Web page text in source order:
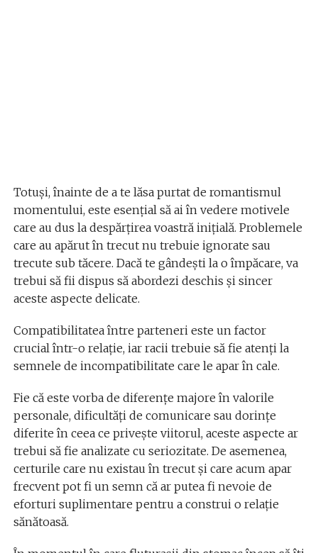
Totuși, înainte de a te lăsa purtat de romantismul
momentului, este esențial să ai în vedere motivele
care au dus la despărțirea voastră inițială. Problemele
care au apărut în trecut nu trebuie ignorate sau
trecute sub tăcere. Dacă te gândești la o împăcare, va
trebui să fii dispus să abordezi deschis și sincer
aceste aspecte delicate.
Compatibilitatea între parteneri este un factor
crucial într-o relație, iar racii trebuie să fie atenți la
semnele de incompatibilitate care le apar în cale.
Fie că este vorba de diferențe majore în valorile
personale, dificultăți de comunicare sau dorințe
diferite în ceea ce privește viitorul, aceste aspecte ar
trebui să fie analizate cu seriozitate. De asemenea,
certurile care nu existau în trecut și care acum apar
frecvent pot fi un semn că ar putea fi nevoie de
eforturi suplimentare pentru a construi o relație
sănătoasă.